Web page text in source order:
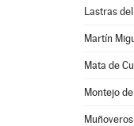
Lastras
Martín
Mata de
Montejo
Muñoveros